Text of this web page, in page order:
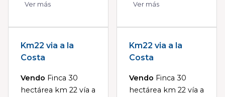
Ver más Ver más
Km22 via a la
Costa
Vendo Finca 30
hectárea km 22 vía a
Km22 via a la
Costa
Vendo Finca 30
hectárea km 22 vía a